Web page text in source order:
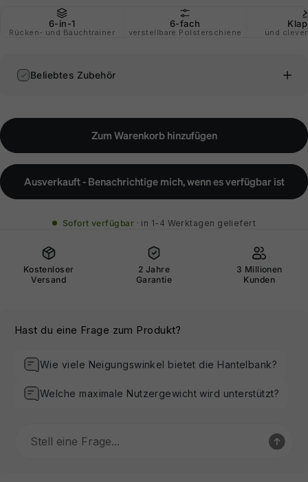
6-in-1
Rücken- und Bauchtrainer
6-fach
verstellbare Polsterschiene und
Beliebtes Zubehör
Zum Warenkorb hinzufügen
Ausverkauft - Benachrichtige mich, wenn es verfügbar ist
Sofort verfügbar in 1-4 Werktagen geliefert
Kostenloser
Versand
2 Jahre
Garantie
3 Millionen
Kunden
Hast du eine Frage zum Produkt?
Wie viele Neigungswinkel bietet die Hantelbank?
Welche maximale Nutzergewicht wird unterstützt?